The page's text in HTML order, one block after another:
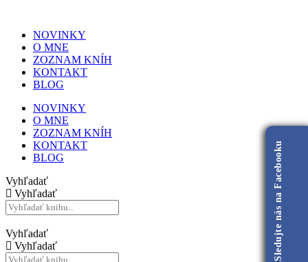
NOVINKY
O MNE
ZOZNAM KNÍH
KONTAKT
BLOG
NOVINKY
O MNE
ZOZNAM KNÍH
KONTAKT
BLOG
Vyhľadať
Vyhľadať
Vyhľadať
Vyhľadať
Sledujte nás na Facebooku